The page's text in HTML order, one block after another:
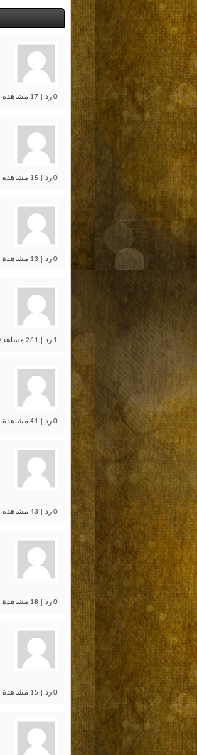
0 رد | 17 مشاهدة
0 رد | 15 مشاهدة
0 رد | 13 مشاهدة
1 رد | 261 مشاهدة
0 رد | 41 مشاهدة
0 رد | 43 مشاهدة
0 رد | 18 مشاهدة
0 رد | 15 مشاهدة